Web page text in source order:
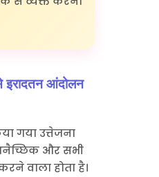
इरादतन आंदोलन
गया उत्तेजना
और सभी
वाला होता है।